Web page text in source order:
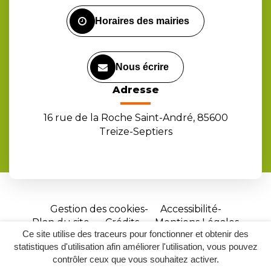
Ce site utilise des traceurs pour fonctionner et obtenir des
statistiques d'utilisation afin améliorer l'utilisation, vous pouvez
contrôler ceux que vous souhaitez activer.
Horaires des mairies
Nous écrire
Adresse
16 rue de la Roche Saint-André, 85600
Treize-Septiers
Gestion des cookies
Accessibilité
Plan du site
Crédits
Mentions Légales
Site
réalisé